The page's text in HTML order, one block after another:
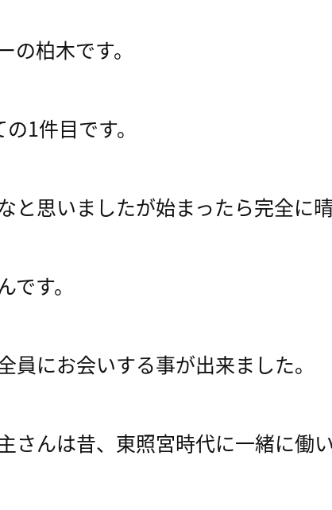
の柏木です。
1件目です。
と思いましたが始まったら完全に
す。
員にお会いする事が出来ました。
さんは昔、東照宮時代に一緒に働い